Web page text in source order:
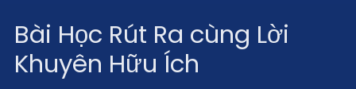
Bài Học Rút Ra cùng Lời
Khuyên Hữu Ích